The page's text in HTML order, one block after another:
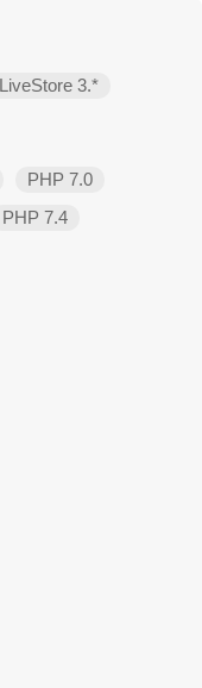
LiveStore 3.*
PHP 7.0
PHP 7.4